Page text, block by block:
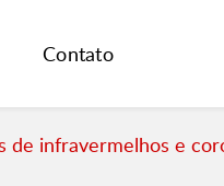
Contato
de infravermelhos e